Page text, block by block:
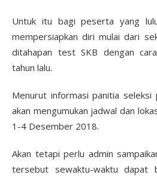
Untuk itu bagi peserta yang
mempersiapkan diri mulai dari
ditahapan test SKB dengan
tahun lalu.
Menurut informasi panitia seleksi
akan mengumukan jadwal dan
1-4 Desember 2018.
Akan tetapi perlu admin
tersebut sewaktu-waktu dapat